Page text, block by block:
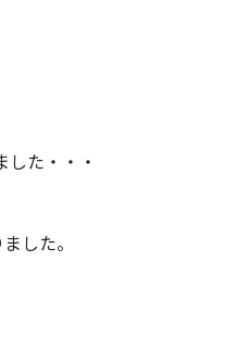
た・・・
した。